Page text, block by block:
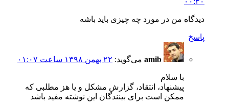
دیدگاه من در مورد چه چیزی باید باشه
پاسخ
amib می‌گوید: ۲۲ بهمن ۱۳۹۸ ساعت ۰۱:۰۷
با سلام
پیشنهاد، انتقاد، گزارش مشکل و یا هز مطلبی که
ممکن است برای بینندگان این نوشته مفید باشد